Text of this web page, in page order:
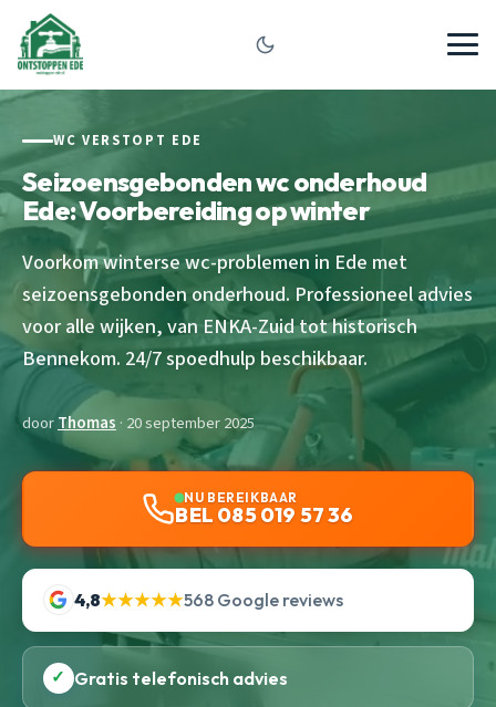
WC VERSTOPT EDE
Seizoensgebonden wc onderhoud
Ede: Voorbereiding op winter
Voorkom winterse wc-problemen in Ede met
seizoensgebonden onderhoud. Professioneel advies
voor alle wijken, van ENKA-Zuid tot historisch
Bennekom. 24/7 spoedhulp beschikbaar.
doorThomas · 20 september 2025
NU BEREIKBAAR
BEL 085 019 57 36
4,8★★★★★568 Google reviews
✓ Gratis telefonisch advies